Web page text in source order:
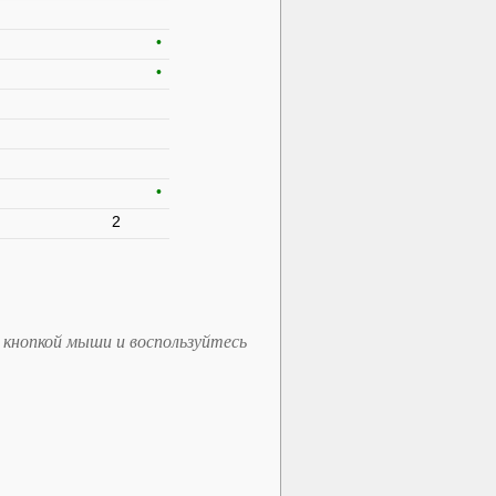
•
•
•
2
мыши и воспользуйтесь